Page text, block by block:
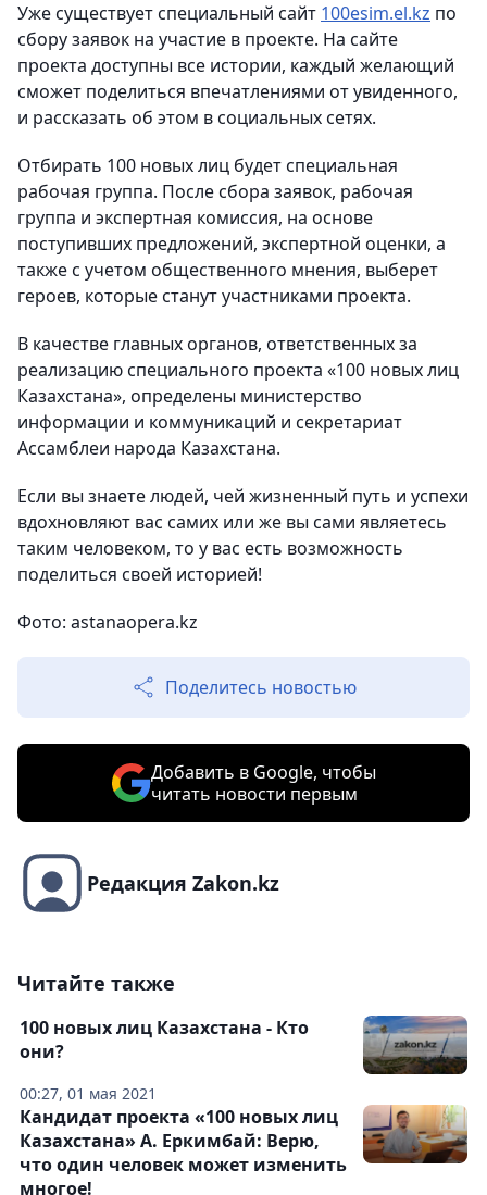
Уже существует специальный сайт 100esim.el.kz по
сбору заявок на участие в проекте. На сайте
проекта доступны все истории, каждый желающий
сможет поделиться впечатлениями от увиденного,
и рассказать об этом в социальных сетях.
Отбирать 100 новых лиц будет специальная
рабочая группа. После сбора заявок, рабочая
группа и экспертная комиссия, на основе
поступивших предложений, экспертной оценки, а
также с учетом общественного мнения, выберет
героев, которые станут участниками проекта.
В качестве главных органов, ответственных за
реализацию специального проекта «100 новых лиц
Казахстана», определены министерство
информации и коммуникаций и секретариат
Ассамблеи народа Казахстана.
Если вы знаете людей, чей жизненный путь и успехи
вдохновляют вас самих или же вы сами являетесь
таким человеком, то у вас есть возможность
поделиться своей историей!
Фото: astanaopera.kz
Поделитесь новостью
Добавить в Google, чтобы
читать новости первым
Редакция Zakon.kz
Читайте также
00:27, 01 мая 2021
100 новых лиц Казахстана - Кто
они?
Кандидат проекта «100 новых лиц
Казахстана» А. Еркимбай: Верю,
что один человек может изменить
многое!